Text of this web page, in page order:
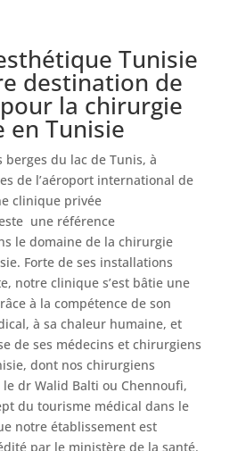
Tunisie
destination de
la chirurgie
en Tunisie
du lac de Tunis, à
de l’aéroport international de
clinique privée
une référence
le domaine de la chirurgie
Forte de ses installations
notre clinique s’est bâtie une
à la compétence de son
à sa chaleur humaine, et
de ses médecins et chirurgiens
dont nos chirurgiens
dr Walid Balti ou Chennoufi,
du tourisme médical dans le
notre établissement est
par le ministère de la santé.